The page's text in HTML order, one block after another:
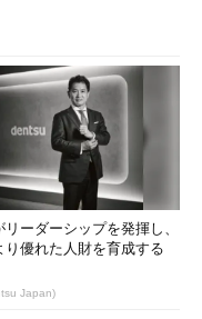
リーダーシップを発揮し、
り優れた人財を育成する
Japan)